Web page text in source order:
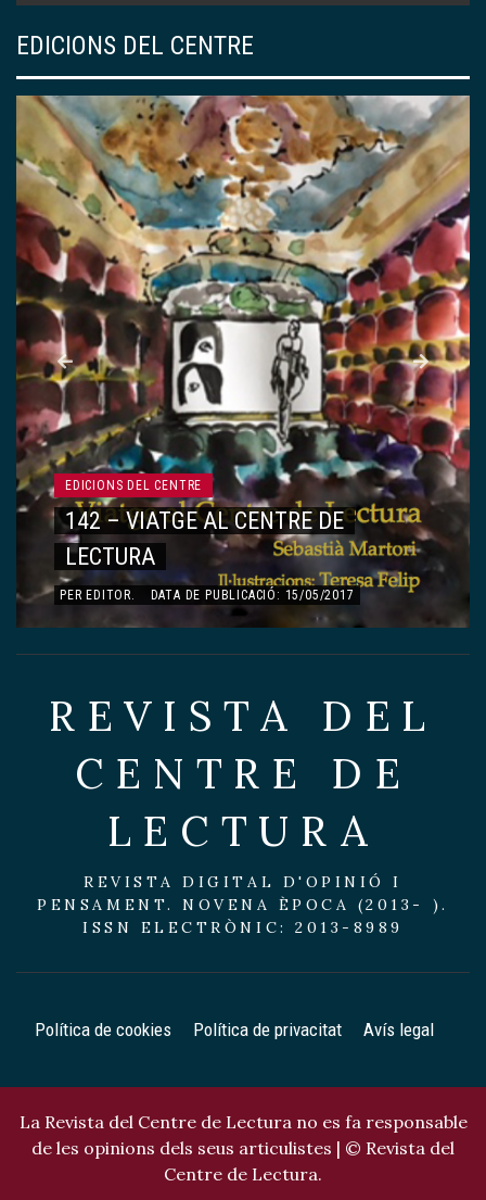
EDICIONS DEL CENTRE
EDICIONS DEL CENTRE
142 – VIATGE AL CENTRE DE
LECTURA
PER EDITOR. DATA DE PUBLICACIÓ: 15/05/2017
REVISTA DEL
CENTRE DE
LECTURA
REVISTA DIGITAL D'OPINIÓ I
PENSAMENT. NOVENA ÈPOCA (2013- ).
ISSN ELECTRÒNIC: 2013-8989
Política de cookies Política de privacitat Avís legal
La Revista del Centre de Lectura no es fa responsable
de les opinions dels seus articulistes | © Revista del
Centre de Lectura.